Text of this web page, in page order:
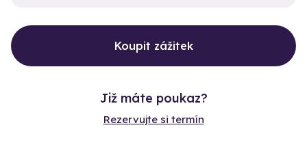
Koupit zážitek
Již máte poukaz?
Rezervujte si termín